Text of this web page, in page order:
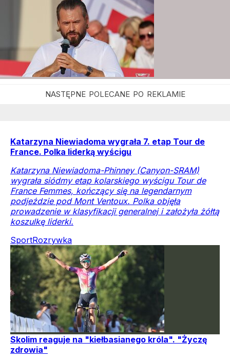
Katarzyna Niewiadoma wygrała 7. etap Tour de
France. Polka liderką wyścigu
Katarzyna Niewiadoma-Phinney (Canyon-SRAM)
wygrała siódmy etap kolarskiego wyścigu Tour de
France Femmes, kończący się na legendarnym
podjeździe pod Mont Ventoux. Polka objęła
prowadzenie w klasyfikacji generalnej i założyła żółtą
koszulkę liderki.
SportRozrywka
Skolim reaguje na "kiełbasianego króla". "Życzę
zdrowia"